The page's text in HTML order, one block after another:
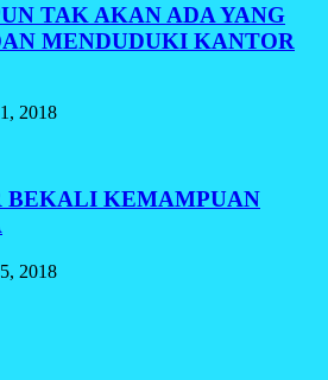
TAK AKAN ADA YANG
MENDUDUKI KANTOR
2018
BEKALI KEMAMPUAN
2018